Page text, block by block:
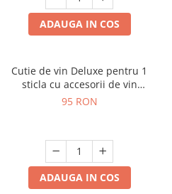
ADAUGA IN COS
Cutie de vin Deluxe pentru 1
sticla cu accesorii de vin
incluse interior oranj
95 RON
ADAUGA IN COS